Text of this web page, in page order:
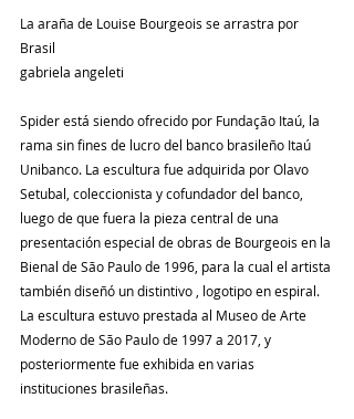
La araña de Louise Bourgeois se arrastra por
Brasil
gabriela angeleti
Spider está siendo ofrecido por Fundação Itaú, la
rama sin fines de lucro del banco brasileño Itaú
Unibanco. La escultura fue adquirida por Olavo
Setubal, coleccionista y cofundador del banco,
luego de que fuera la pieza central de una
presentación especial de obras de Bourgeois en la
Bienal de São Paulo de 1996, para la cual el artista
también diseñó un distintivo , logotipo en espiral.
La escultura estuvo prestada al Museo de Arte
Moderno de São Paulo de 1997 a 2017, y
posteriormente fue exhibida en varias
instituciones brasileñas.